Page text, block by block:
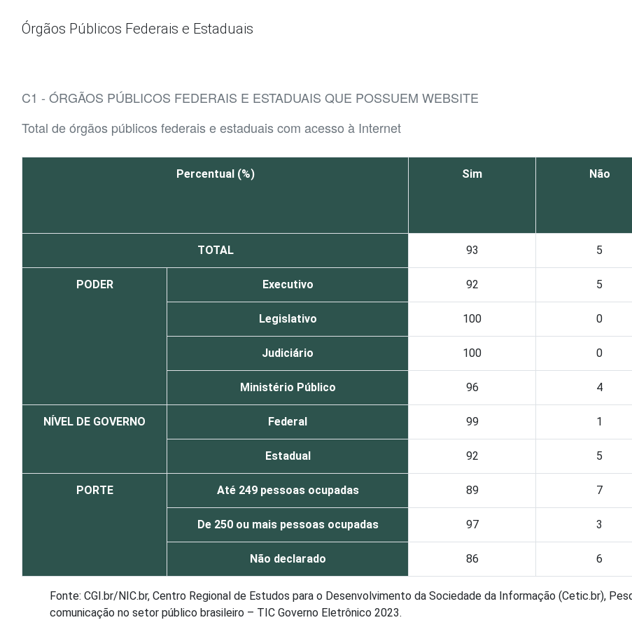
Órgãos Públicos Federais e Estaduais
C1 - ÓRGÃOS PÚBLICOS FEDERAIS E ESTADUAIS QUE POSSUEM WEBSITE
Total de órgãos públicos federais e estaduais com acesso à Internet
Percentual (%) Sim Não
TOTAL 93 5
PODER Executivo 92 5
Legislativo 100 0
Judiciário 100 0
Ministério Público 96 4
NÍVEL DE GOVERNO Federal 99 1
Estadual 92 5
PORTE Até 249 pessoas ocupadas 89 7
De 250 ou mais pessoas ocupadas 97 3
Não declarado 86 6
Fonte: CGI.br/NIC.br, Centro Regional de Estudos para o Desenvolvimento da Sociedade da Informação (Cetic.br),
comunicação no setor público brasileiro – TIC Governo Eletrônico 2023.